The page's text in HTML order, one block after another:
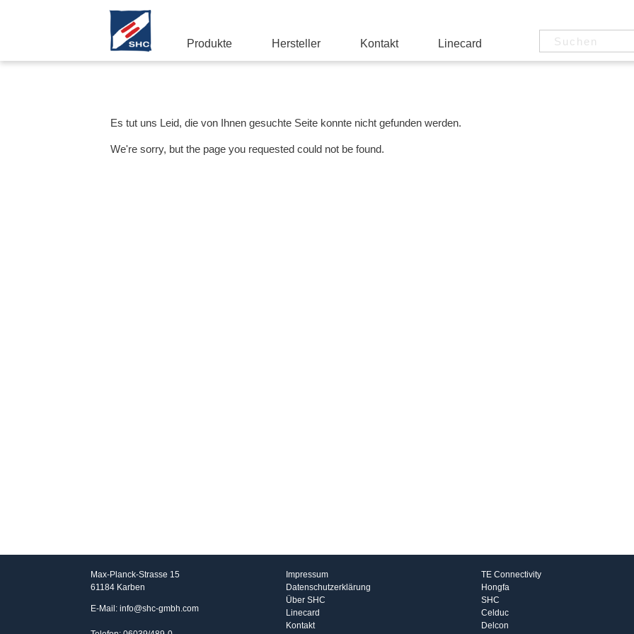
Produkte Hersteller Kontakt Linecard
Es tut uns Leid, die von Ihnen gesuchte Seite konnte nicht gefunden werden.
We're sorry, but the page you requested could not be found.
Max-Planck-Strasse 15
61184 Karben
E-Mail: info@shc-gmbh.com
Impressum
Datenschutzerklärung
Über SHC
Linecard
Kontakt
TE Connectivity
Hongfa
SHC
Celduc
Delcon